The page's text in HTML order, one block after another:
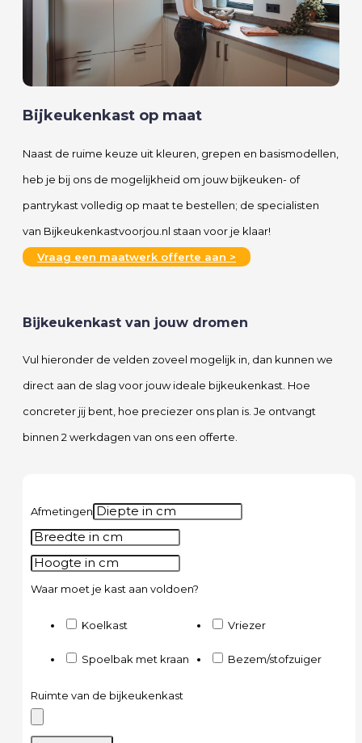
Bijkeukenkast op maat
Naast de ruime keuze uit kleuren, grepen en basismodellen,
heb je bij ons de mogelijkheid om jouw bijkeuken- of
pantrykast volledig op maat te bestellen; de specialisten
van Bijkeukenkastvoorjou.nl staan voor je klaar!
Vraag een maatwerk offerte aan >
Bijkeukenkast van jouw dromen
Vul hieronder de velden zoveel mogelijk in, dan kunnen we
direct aan de slag voor jouw ideale bijkeukenkast. Hoe
concreter jij bent, hoe preciezer ons plan is. Je ontvangt
binnen 2 werkdagen van ons een offerte.
Afmetingen
Waar moet je kast aan voldoen?
Koelkast Vriezer
Spoelbak met kraan Bezem/stofzuiger
Ruimte van de bijkeukenkast